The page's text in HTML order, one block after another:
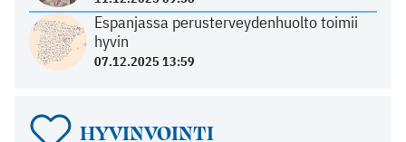
Espanjassa perusterveydenhuolto toimii
hyvin
07.12.2025 13:59
HYVINVOINTI